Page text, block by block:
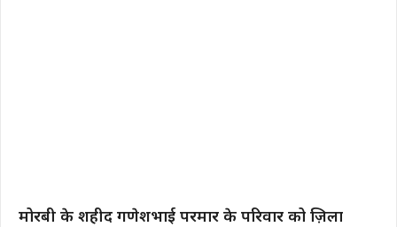
मोरबी के शहीद गणेशभाई परमार के परिवार को ज़िला